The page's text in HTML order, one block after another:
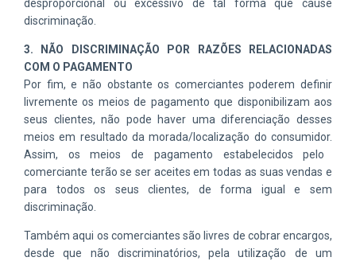
desproporcional ou excessivo de tal forma que cause
discriminação.
3.
NÃO DISCRIMINAÇÃO POR RAZÕES RELACIONADAS
COM O PAGAMENTO
Por fim, e não obstante os comerciantes poderem definir
livremente os meios de pagamento que disponibilizam aos
seus clientes, não pode haver uma diferenciação desses
meios em resultado da morada/localização do consumidor.
Assim, os meios de pagamento estabelecidos pelo
comerciante terão se ser aceites em todas as suas vendas e
para todos os seus clientes, de forma igual e sem
discriminação.
Também aqui os comerciantes são livres de cobrar encargos,
desde que não discriminatórios,pela utilização de um